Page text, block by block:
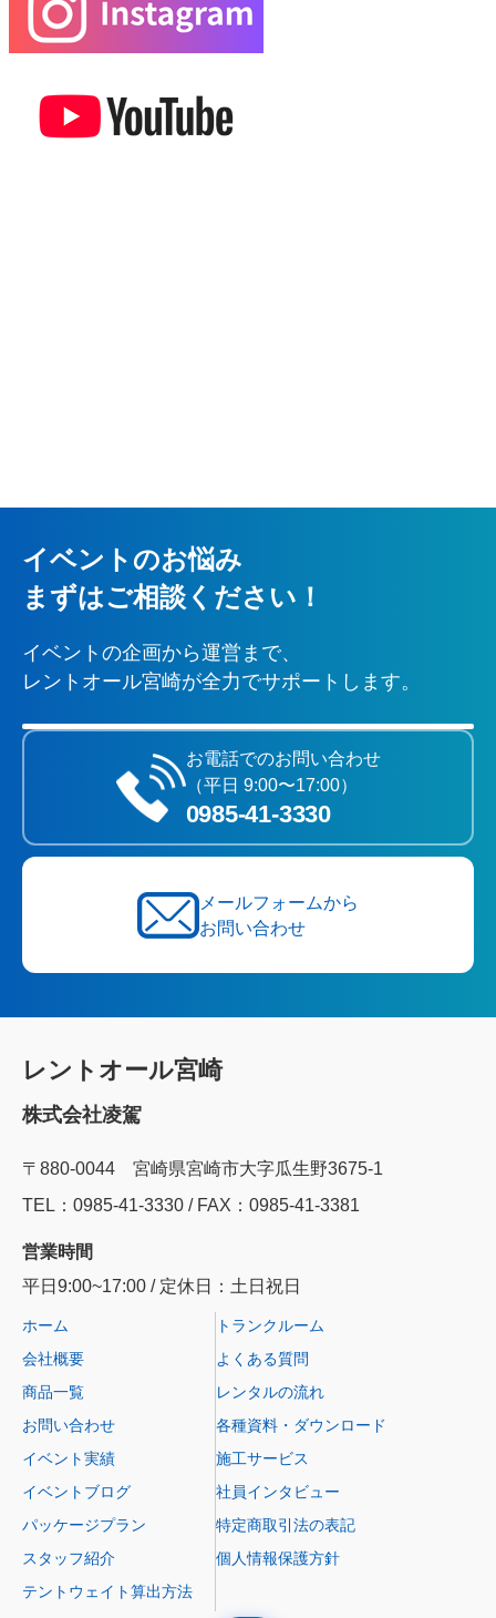
イベントのお悩み
まずはご相談ください！
イベントの企画から運営まで、
レントオール宮崎が全力でサポートします。
お電話でのお問い合わせ
（平日 9:00〜17:00）
0985‐41‐3330
メールフォームから
お問い合わせ
レントオール宮崎
株式会社凌駕
〒880-0044 宮崎県宮崎市大字瓜生野3675-1
TEL：0985‐41‐3330 / FAX：0985-41-3381
営業時間
平日9:00~17:00 / 定休日：土日祝日
ホーム
会社概要
商品一覧
お問い合わせ
イベント実績
イベントブログ
パッケージプラン
スタッフ紹介
テントウェイト算出方法
トランクルーム
よくある質問
レンタルの流れ
各種資料・ダウンロード
施工サービス
社員インタビュー
特定商取引法の表記
個人情報保護方針